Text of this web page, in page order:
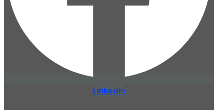
Linkedin